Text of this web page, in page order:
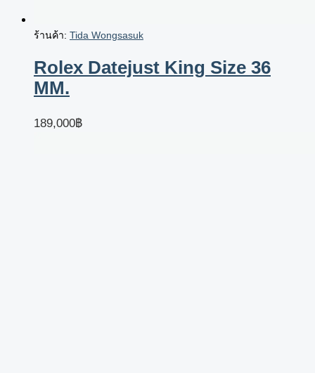
ร้านค้า: Tida Wongsasuk
Rolex Datejust King Size 36
MM.
189,000฿